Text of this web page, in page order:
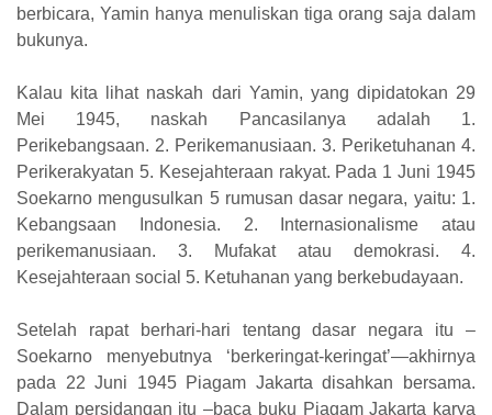
berbicara, Yamin hanya menuliskan tiga orang saja dalam
bukunya.
Kalau kita lihat naskah dari Yamin, yang dipidatokan 29
Mei 1945, naskah Pancasilanya adalah 1.
Perikebangsaan. 2. Perikemanusiaan. 3. Periketuhanan 4.
Perikerakyatan 5. Kesejahteraan rakyat. Pada 1 Juni 1945
Soekarno mengusulkan 5 rumusan dasar negara, yaitu: 1.
Kebangsaan Indonesia. 2. Internasionalisme atau
perikemanusiaan. 3. Mufakat atau demokrasi. 4.
Kesejahteraan social 5. Ketuhanan yang berkebudayaan.
Setelah rapat berhari-hari tentang dasar negara itu –
Soekarno menyebutnya ‘berkeringat-keringat’—akhirnya
pada 22 Juni 1945 Piagam Jakarta disahkan bersama.
Dalam persidangan itu –baca buku Piagam Jakarta karya